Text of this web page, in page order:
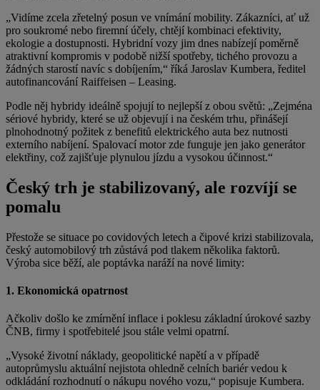
„Vidíme zcela zřetelný posun ve vnímání mobility. Zákazníci, ať už
pro soukromé nebo firemní účely, chtějí kombinaci efektivity,
ekologie a dostupnosti. Hybridní vozy jim dnes nabízejí poměrně
atraktivní kompromis v podobě nižší spotřeby, tichého provozu a
žádných starostí navíc s dobíjením,“ říká Jaroslav Kumbera, ředitel
autofinancování Raiffeisen – Leasing.
Podle něj hybridy ideálně spojují to nejlepší z obou světů: „Zejména
sériové hybridy, které se už objevují i na českém trhu, přinášejí
plnohodnotný požitek z benefitů elektrického auta bez nutnosti
externího nabíjení. Spalovací motor zde funguje jen jako generátor
elektřiny, což zajišťuje plynulou jízdu a vysokou účinnost.“
Český trh je stabilizovaný, ale rozvíjí se
pomalu
Přestože se situace po covidových letech a čipové krizi stabilizovala,
český automobilový trh zůstává pod tlakem několika faktorů.
Výroba sice běží, ale poptávka naráží na nové limity:
1. Ekonomická opatrnost
Ačkoliv došlo ke zmírnění inflace i poklesu základní úrokové sazby
ČNB, firmy i spotřebitelé jsou stále velmi opatrní.
„Vysoké životní náklady, geopolitické napětí a v případě
autoprůmyslu aktuální nejistota ohledně celních bariér vedou k
odkládání rozhodnutí o nákupu nového vozu,“ popisuje Kumbera.